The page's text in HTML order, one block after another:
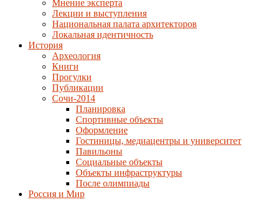
Мнение эксперта
Лекции и выступления
Национальная палата архитекторов
Локальная идентичность
История
Археология
Книги
Прогулки
Публикации
Сочи-2014
Планировка
Спортивные объекты
Оформление
Гостиницы, медиацентры и университет
Павильоны
Социальные объекты
Объекты инфраструктуры
После олимпиады
Россия и Мир